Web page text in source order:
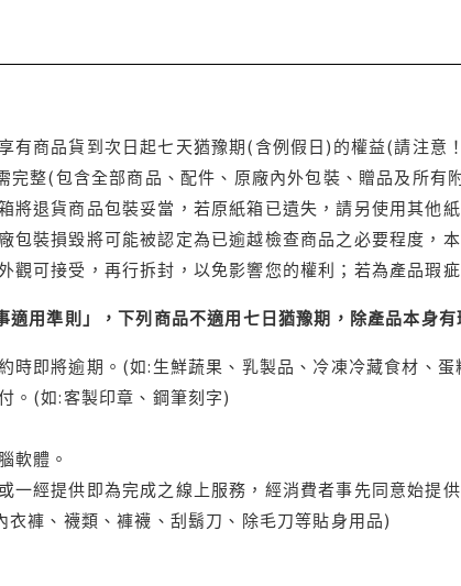
有商品貨到次日起七天猶豫期(含例假日)的權益(請注意
完整(包含全部商品、配件、原廠內外包裝、贈品及所有
將退貨商品包裝妥當，若原紙箱已遺失，請另使用其他
包裝損毀將可能被認定為已逾越檢查商品之必要程度，
觀可接受，再行拆封，以免影響您的權利；若為產品瑕
用準則」，下列商品不適用七日猶豫期，除產品本身有
時即將逾期。(如:生鮮蔬果、乳製品、冷凍冷藏食材、蛋
。(如:客製印章、鋼筆刻字)
軟體。
一經提供即為完成之線上服務，經消費者事先同意始提
褲、襪類、褲襪、刮鬍刀、除毛刀等貼身用品)